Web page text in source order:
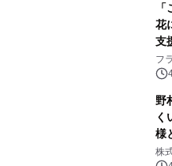
花
支
フ
野
く
様
こ
株